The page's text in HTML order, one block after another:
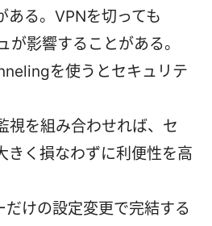
ある。VPNを切っても
が影響することがある。
を使うとセキュリテ
視を組み合わせれば、セ
きく損なわずに利便性を高
けの設定変更で完結する